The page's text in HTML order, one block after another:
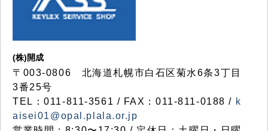
(株)開成
〒003-0806 北海道札幌市白石区菊水6条3丁目
3番25号
TEL：011-811-3561 / FAX：011-811-0188 / k
aisei01@opal.plala.or.jp